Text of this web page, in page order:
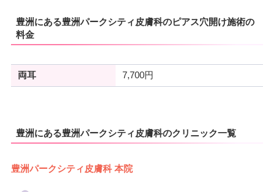
豊洲にある豊洲パークシティ皮膚科のピアス穴開け施術の
料金
両耳 7,700円
豊洲にある豊洲パークシティ皮膚科のクリニック一覧
豊洲パークシティ皮膚科 本院